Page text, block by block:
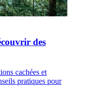
des
cachées et
pratiques pour